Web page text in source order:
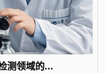
测领域的...